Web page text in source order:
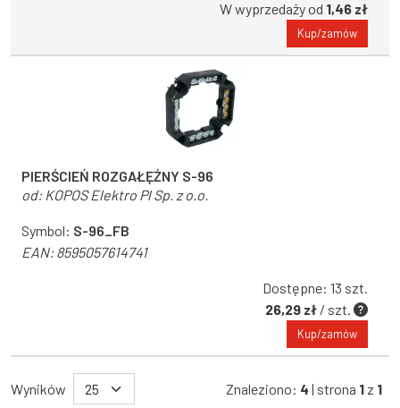
W wyprzedaży od 1,46 zł
Kup/zamów
PIERŚCIEŃ ROZGAŁĘŹNY S-96
od: KOPOS Elektro Pl Sp. z o.o.
Symbol: S-96_FB
EAN:8595057614741
Dostępne: 13 szt.
26,29 zł / szt.
Kup/zamów
Wyników Znaleziono: 4 | strona 1 z 1